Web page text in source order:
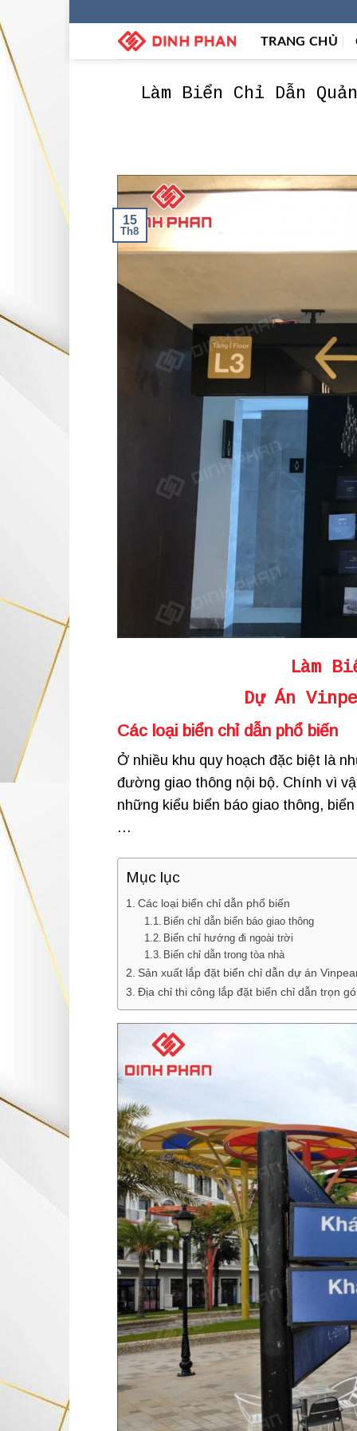
TRANG CHỦ
Làm Biển Chỉ Dẫn
15
Th8
Làm
Dự Án
Các loại biển chỉ dẫn phổ biến
Ở nhiều khu quy hoạch đặc biệt là
đường giao thông nội bộ. Chính vì
những kiểu biển báo giao thông,
…
Mục lục
Các loại biển chỉ dẫn phổ biến
Biển chỉ dẫn biển báo giao thông
Biển chỉ hướng đi ngoài trời
Biển chỉ dẫn trong tòa nhà
Sản xuất lắp đặt biển chỉ dẫn dự án
Địa chỉ thi công lắp đặt biển chỉ dẫn trọn